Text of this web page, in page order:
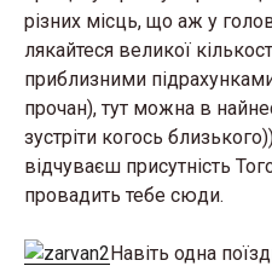
різних місць, що аж у
лякайтеся великої
приблизними
прочан), тут можна в
зустріти когось
відчуваєш присутність
провадить тебе сюди.
Навіть одна